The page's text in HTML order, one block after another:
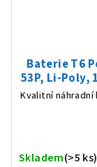
Baterie T6
53P, Li-Poly,
Kvalitní
Skladem(>5 ks)